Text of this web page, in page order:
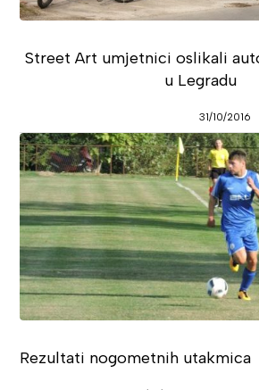
Street Art umjetnici oslikali
u Legradu
31/10/2016
Rezultati nogometnih utakmica